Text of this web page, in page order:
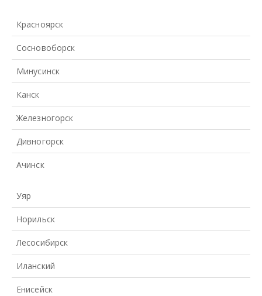
Красноярск
Сосновоборск
Минусинск
Канск
Железногорск
Дивногорск
Ачинск
Уяр
Норильск
Лесосибирск
Иланский
Енисейск